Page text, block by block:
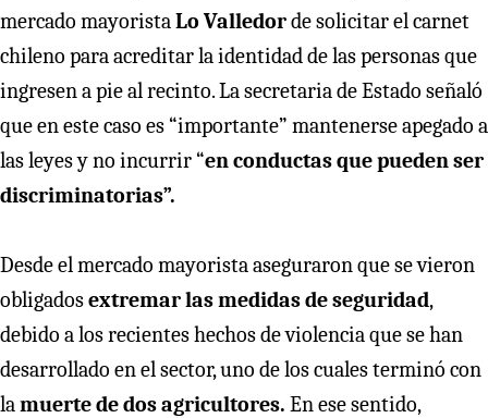
mercado mayoristaLo Valledorde solicitar el carnet
chileno para acreditar la identidad de las personas que
ingresen a pie al recinto. La secretaria de Estado señaló
que en este caso es “importante” mantenerse apegado a
las leyes y no incurrir “en conductas que pueden ser
discriminatorias”.
Desde el mercado mayorista aseguraron que se vieron
obligadosextremar las medidas de seguridad,
debido a los recientes hechos de violencia que se han
desarrollado en el sector, uno de los cuales terminó con
lamuerte de dos agricultores. En ese sentido,